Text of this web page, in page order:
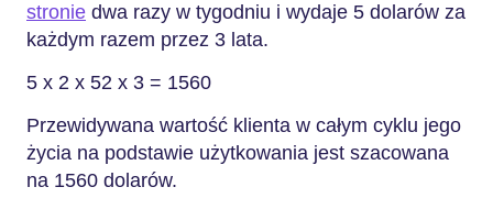
stronie dwa razy w tygodniu i wydaje 5 dolarów za
każdym razem przez 3 lata.
5 x 2 x 52 x 3 = 1560
Przewidywana wartość klienta w całym cyklu jego
życia na podstawie użytkowania jest szacowana
na 1560 dolarów.